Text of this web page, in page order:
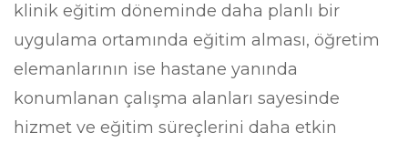
klinik eğitim döneminde daha planlı bir
uygulama ortamında eğitim alması, öğretim
elemanlarının ise hastane yanında
konumlanan çalışma alanları sayesinde
hizmet ve eğitim süreçlerini daha etkin